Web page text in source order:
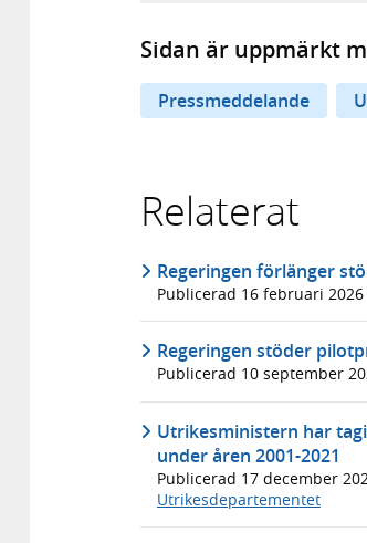
Sidan är uppmärkt
Pressmeddelande
Relaterat
Regeringen förlänger
Publicerad 16 februari 2026
Regeringen stöder
Publicerad 10 september
Utrikesministern har
under åren 2001-2021
Publicerad 17 december
Utrikesdepartementet